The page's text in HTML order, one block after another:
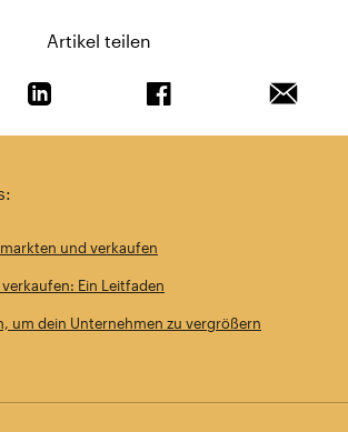
Artikel teilen
und verkaufen
Ein Leitfaden
um dein Unternehmen zu vergrößern